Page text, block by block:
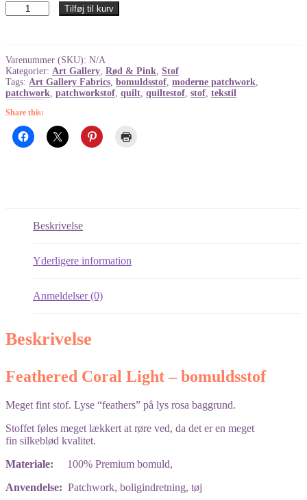
Feathered
Coral
bomuldsstof
antal
Tilføj til kurv
Varenummer (SKU): N/A
Kategorier: Art Gallery, Rød & Pink, Stof
Tags: Art Gallery Fabrics, bomuldsstof, moderne patchwork,
patchwork, patchworkstof, quilt, quiltestof, stof, tekstil
Share this:
Beskrivelse
Yderligere information
Anmeldelser (0)
Beskrivelse
Feathered Coral Light – bomuldsstof
Meget fint stof. Lyse “feathers” på lys rosa baggrund.
Stoffet føles meget lækkert at røre ved, da det er en meget
fin silkeblød kvalitet.
Materiale: 100% Premium bomuld,
Anvendelse: Patchwork, boligindretning, tøj